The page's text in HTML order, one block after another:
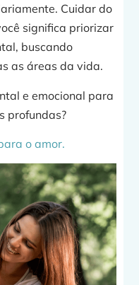
Cuidar do
significa priorizar
buscando
as áreas da vida.
e emocional para
profundas?
o amor.